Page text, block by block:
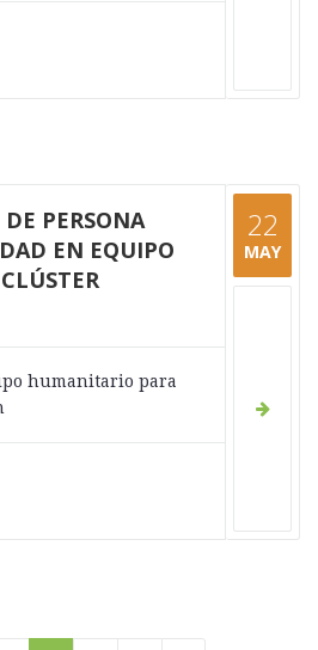
PERSONA
EN EQUIPO
humanitario para
22
MAY